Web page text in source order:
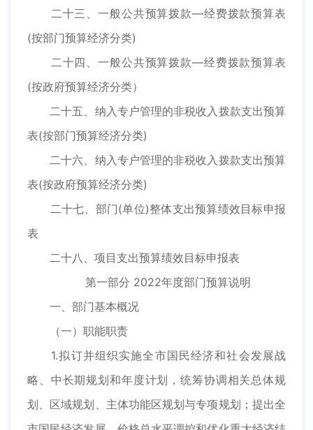
二十三、一般公共预算拨款—经费拨款预算表
(按部门预算经济分类)
二十四、一般公共预算拨款—经费拨款预算表
(按政府预算经济分类）
二十五、纳入专户管理的非税收入拨款支出预算
表(按部门预算经济分类)
二十六、纳入专户管理的非税收入拨款支出预算
表(按政府预算经济分类)
二十七、部门(单位)整体支出预算绩效目标申报
表
二十八、项目支出预算绩效目标申报表
第一部分 2022年度部门预算说明
一、部门基本概况
（一）职能职责
1.拟订并组织实施全市国民经济和社会发展战
略、中长期规划和年度计划，统筹协调相关总体规
划、区域规划、主体功能区规划与专项规划；提出全